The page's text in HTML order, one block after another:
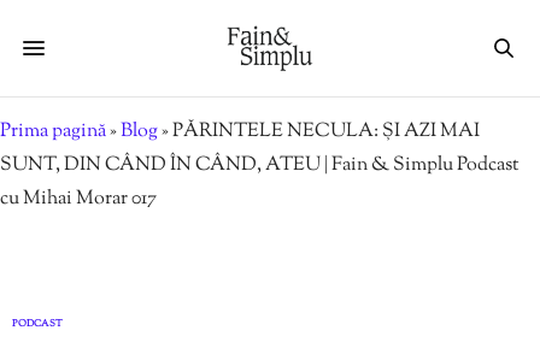
Prima pagină»Blog»PĂRINTELE NECULA: ȘI AZI MAI
SUNT, DIN CÂND ÎN CÂND, ATEU | Fain & Simplu Podcast
cu Mihai Morar 017
PODCAST